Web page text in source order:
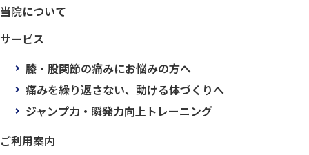
当院について
サービス
膝・股関節の痛みにお悩みの方へ
痛みを繰り返さない、動ける体づくりへ
ジャンプ力・瞬発力向上トレーニング
ご利用案内